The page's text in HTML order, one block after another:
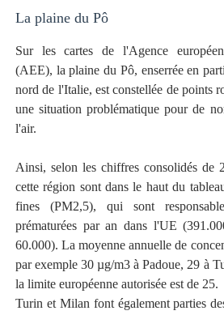
La plaine du Pô
Sur les cartes de l'Agence
(AEE), la plaine du Pô, enserrée en
nord de l'Italie, est constellée de points
une situation problématique pour de
l'air.
Ainsi, selon les chiffres consolidés de
cette région sont dans le haut du
fines (PM2,5), qui sont
prématurées par an dans l'UE
60.000). La moyenne annuelle de
par exemple 30 µg/m3 à Padoue, 29 à
la limite européenne autorisée est de 25.
Turin et Milan font également parties